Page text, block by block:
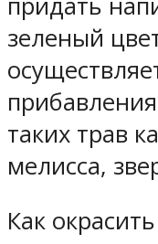
зеленый
таких трав
мелисса,
Как